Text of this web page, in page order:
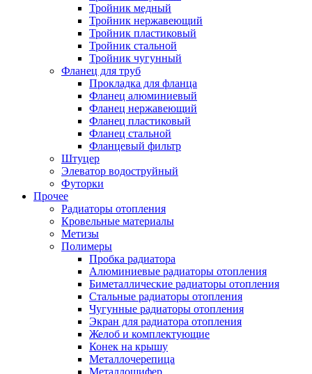
Тройник медный
Тройник нержавеющий
Тройник пластиковый
Тройник стальной
Тройник чугунный
Фланец для труб
Прокладка для фланца
Фланец алюминиевый
Фланец нержавеющий
Фланец пластиковый
Фланец стальной
Фланцевый фильтр
Штуцер
Элеватор водоструйный
Футорки
Прочее
Радиаторы отопления
Кровельные материалы
Метизы
Полимеры
Пробка радиатора
Алюминиевые радиаторы отопления
Биметаллические радиаторы отопления
Стальные радиаторы отопления
Чугунные радиаторы отопления
Экран для радиатора отопления
Желоб и комплектующие
Конек на крышу
Металлочерепица
Металлошифер